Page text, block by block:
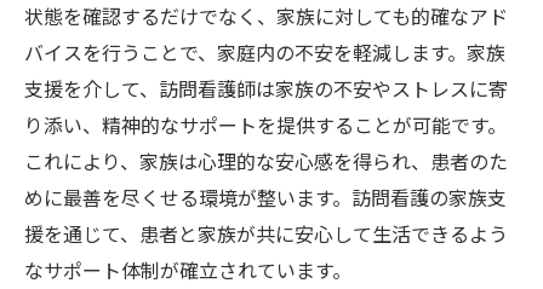
状態を確認するだけでなく、家族に対しても的確なアド
バイスを行うことで、家庭内の不安を軽減します。家族
支援を介して、訪問看護師は家族の不安やストレスに寄
り添い、精神的なサポートを提供することが可能です。
これにより、家族は心理的な安心感を得られ、患者のた
めに最善を尽くせる環境が整います。訪問看護の家族支
援を通じて、患者と家族が共に安心して生活できるよう
なサポート体制が確立されています。